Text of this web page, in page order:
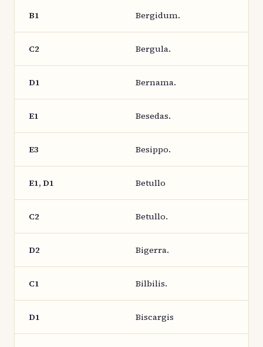
B1 Bergidum.
C2 Bergula.
D1 Bernama.
E1 Besedas.
E3 Besippo.
E1, D1 Betullo
C2 Betullo.
D2 Bigerra.
C1 Bilbilis.
D1 Biscargis